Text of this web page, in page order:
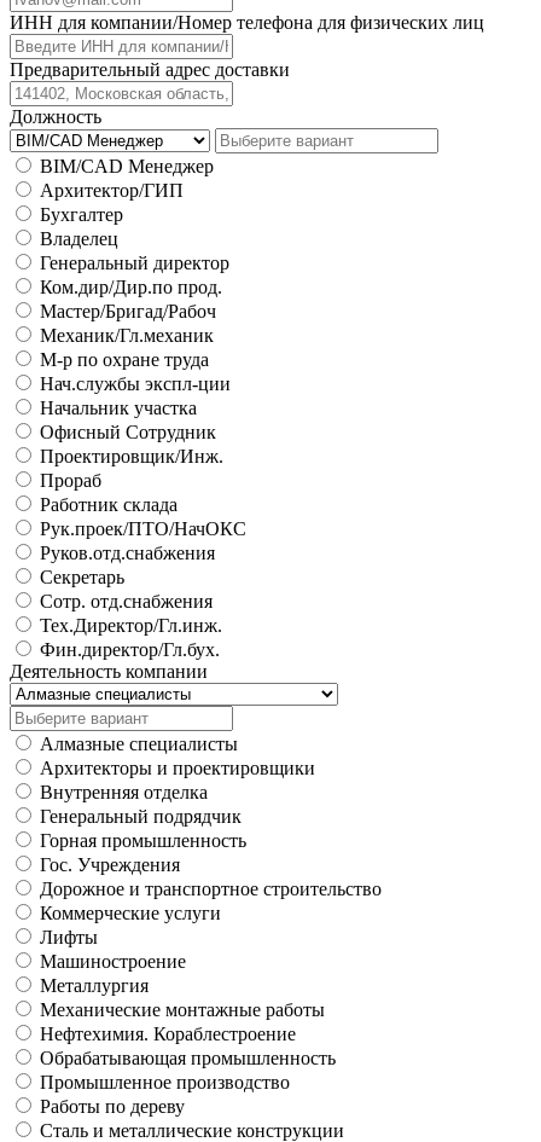
ИНН для компании/Номер телефона для физических лиц
Предварительный адрес доставки
Должность
BIM/CAD Менеджер
Архитектор/ГИП
Бухгалтер
Владелец
Генеральный директор
Ком.дир/Дир.по прод.
Мастер/Бригад/Рабоч
Механик/Гл.механик
М-р по охране труда
Нач.службы экспл-ции
Начальник участка
Офисный Сотрудник
Проектировщик/Инж.
Прораб
Работник склада
Рук.проек/ПТО/НачОКС
Руков.отд.снабжения
Секретарь
Сотр. отд.снабжения
Тех.Директор/Гл.инж.
Фин.директор/Гл.бух.
Деятельность компании
Алмазные специалисты
Архитекторы и проектировщики
Внутренняя отделка
Генеральный подрядчик
Горная промышленность
Гос. Учреждения
Дорожное и транспортное строительство
Коммерческие услуги
Лифты
Машиностроение
Металлургия
Механические монтажные работы
Нефтехимия. Кораблестроение
Обрабатывающая промышленность
Промышленное производство
Работы по дереву
Сталь и металлические конструкции